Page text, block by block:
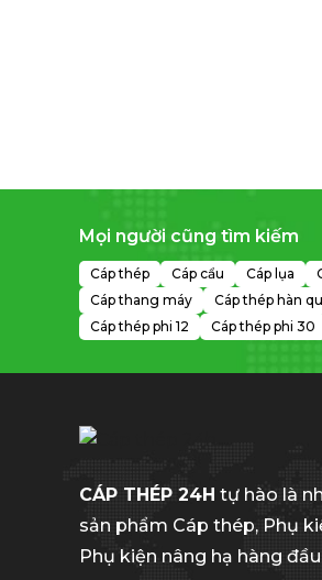
Mọi người cũng tìm kiếm
Cáp thép Cáp cẩu Cáp lụa
Cáp thang máy
Cáp thép hàn
Cáp thép phi 12
Cáp thép phi 30
CÁP THÉP 24H tự hào là
sản phẩm Cáp thép, Phụ
Phụ kiện nâng hạ hàng